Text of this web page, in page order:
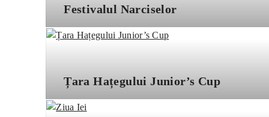
Festivalul Narciselor
Țara Hațegului Junior’s Cup